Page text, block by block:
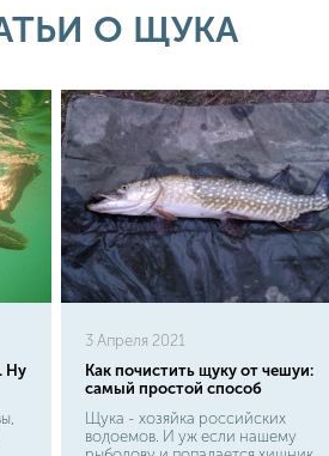
О ЩУКА
Ну
3 Апреля 2021
Как почистить щуку от чешуи:
самый простой способ
Щука - хозяйка российских
водоемов. И уж если нашему